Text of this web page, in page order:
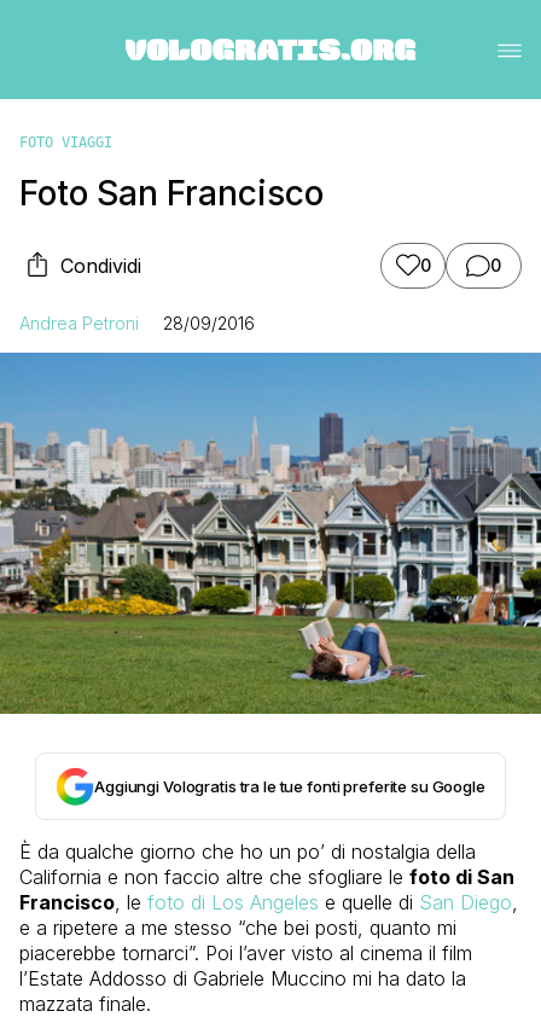
FOTO VIAGGI
Foto San Francisco
Condividi 0 0
Andrea Petroni 28/09/2016
Aggiungi Vologratis tra le tue fonti preferite su Google
È da qualche giorno che ho un po’ di nostalgia della
California e non faccio altre che sfogliare le foto di San
Francisco , le foto di Los Angeles e quelle di San Diego
e a ripetere a me stesso “che bei posti, quanto mi
piacerebbe tornarci”. Poi l’aver visto al cinema il film
l’Estate Addosso di Gabriele Muccino mi ha dato la
mazzata finale.